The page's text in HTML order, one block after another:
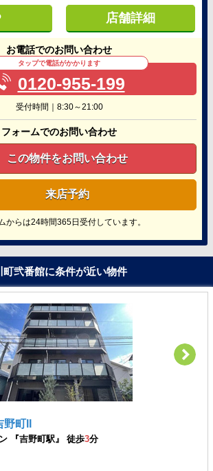
店舗詳細
お電話でのお問い合わせ
タップで電話がかかります
0120-955-199
受付時間｜8:30～21:00
フォームでのお問い合わせ
この物件をお問い合わせ
来店予約
からは24時間365日受付しています。
町弐番館に条件が近い物件
町II
『吉野町駅』 徒歩3分